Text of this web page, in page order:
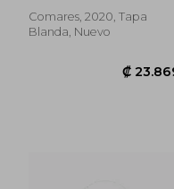
Comares, 2020, Tapa
Blanda, Nuevo